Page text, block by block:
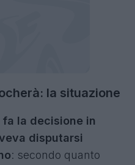
la situazione
la decisione in
disputarsi
: secondo quanto